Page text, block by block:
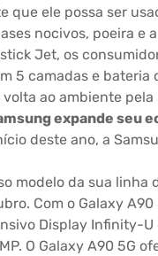
que ele possa ser
nocivos, poeira e
Jet, os
5 camadas e
ao ambiente pela
expande seu
deste ano, a
modelo da sua
Com o Galaxy
Display Infinity-U
O Galaxy A90 5G